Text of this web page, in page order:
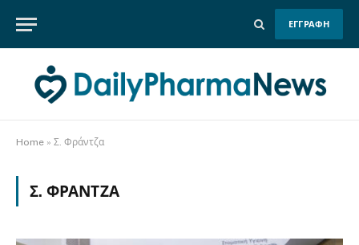
ΕΓΓΡΑΦΗ
Home » Σ. Φράντζα
Σ. ΦΡΆΝΤΖΑ